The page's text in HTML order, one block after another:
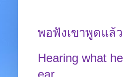
พอฟังเขาพูดแล้
Hearing what
ear.